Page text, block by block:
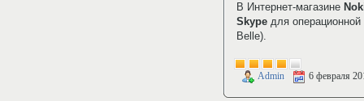
В Интернет-магазине
Skype для
Belle).
Admin 6 февраля